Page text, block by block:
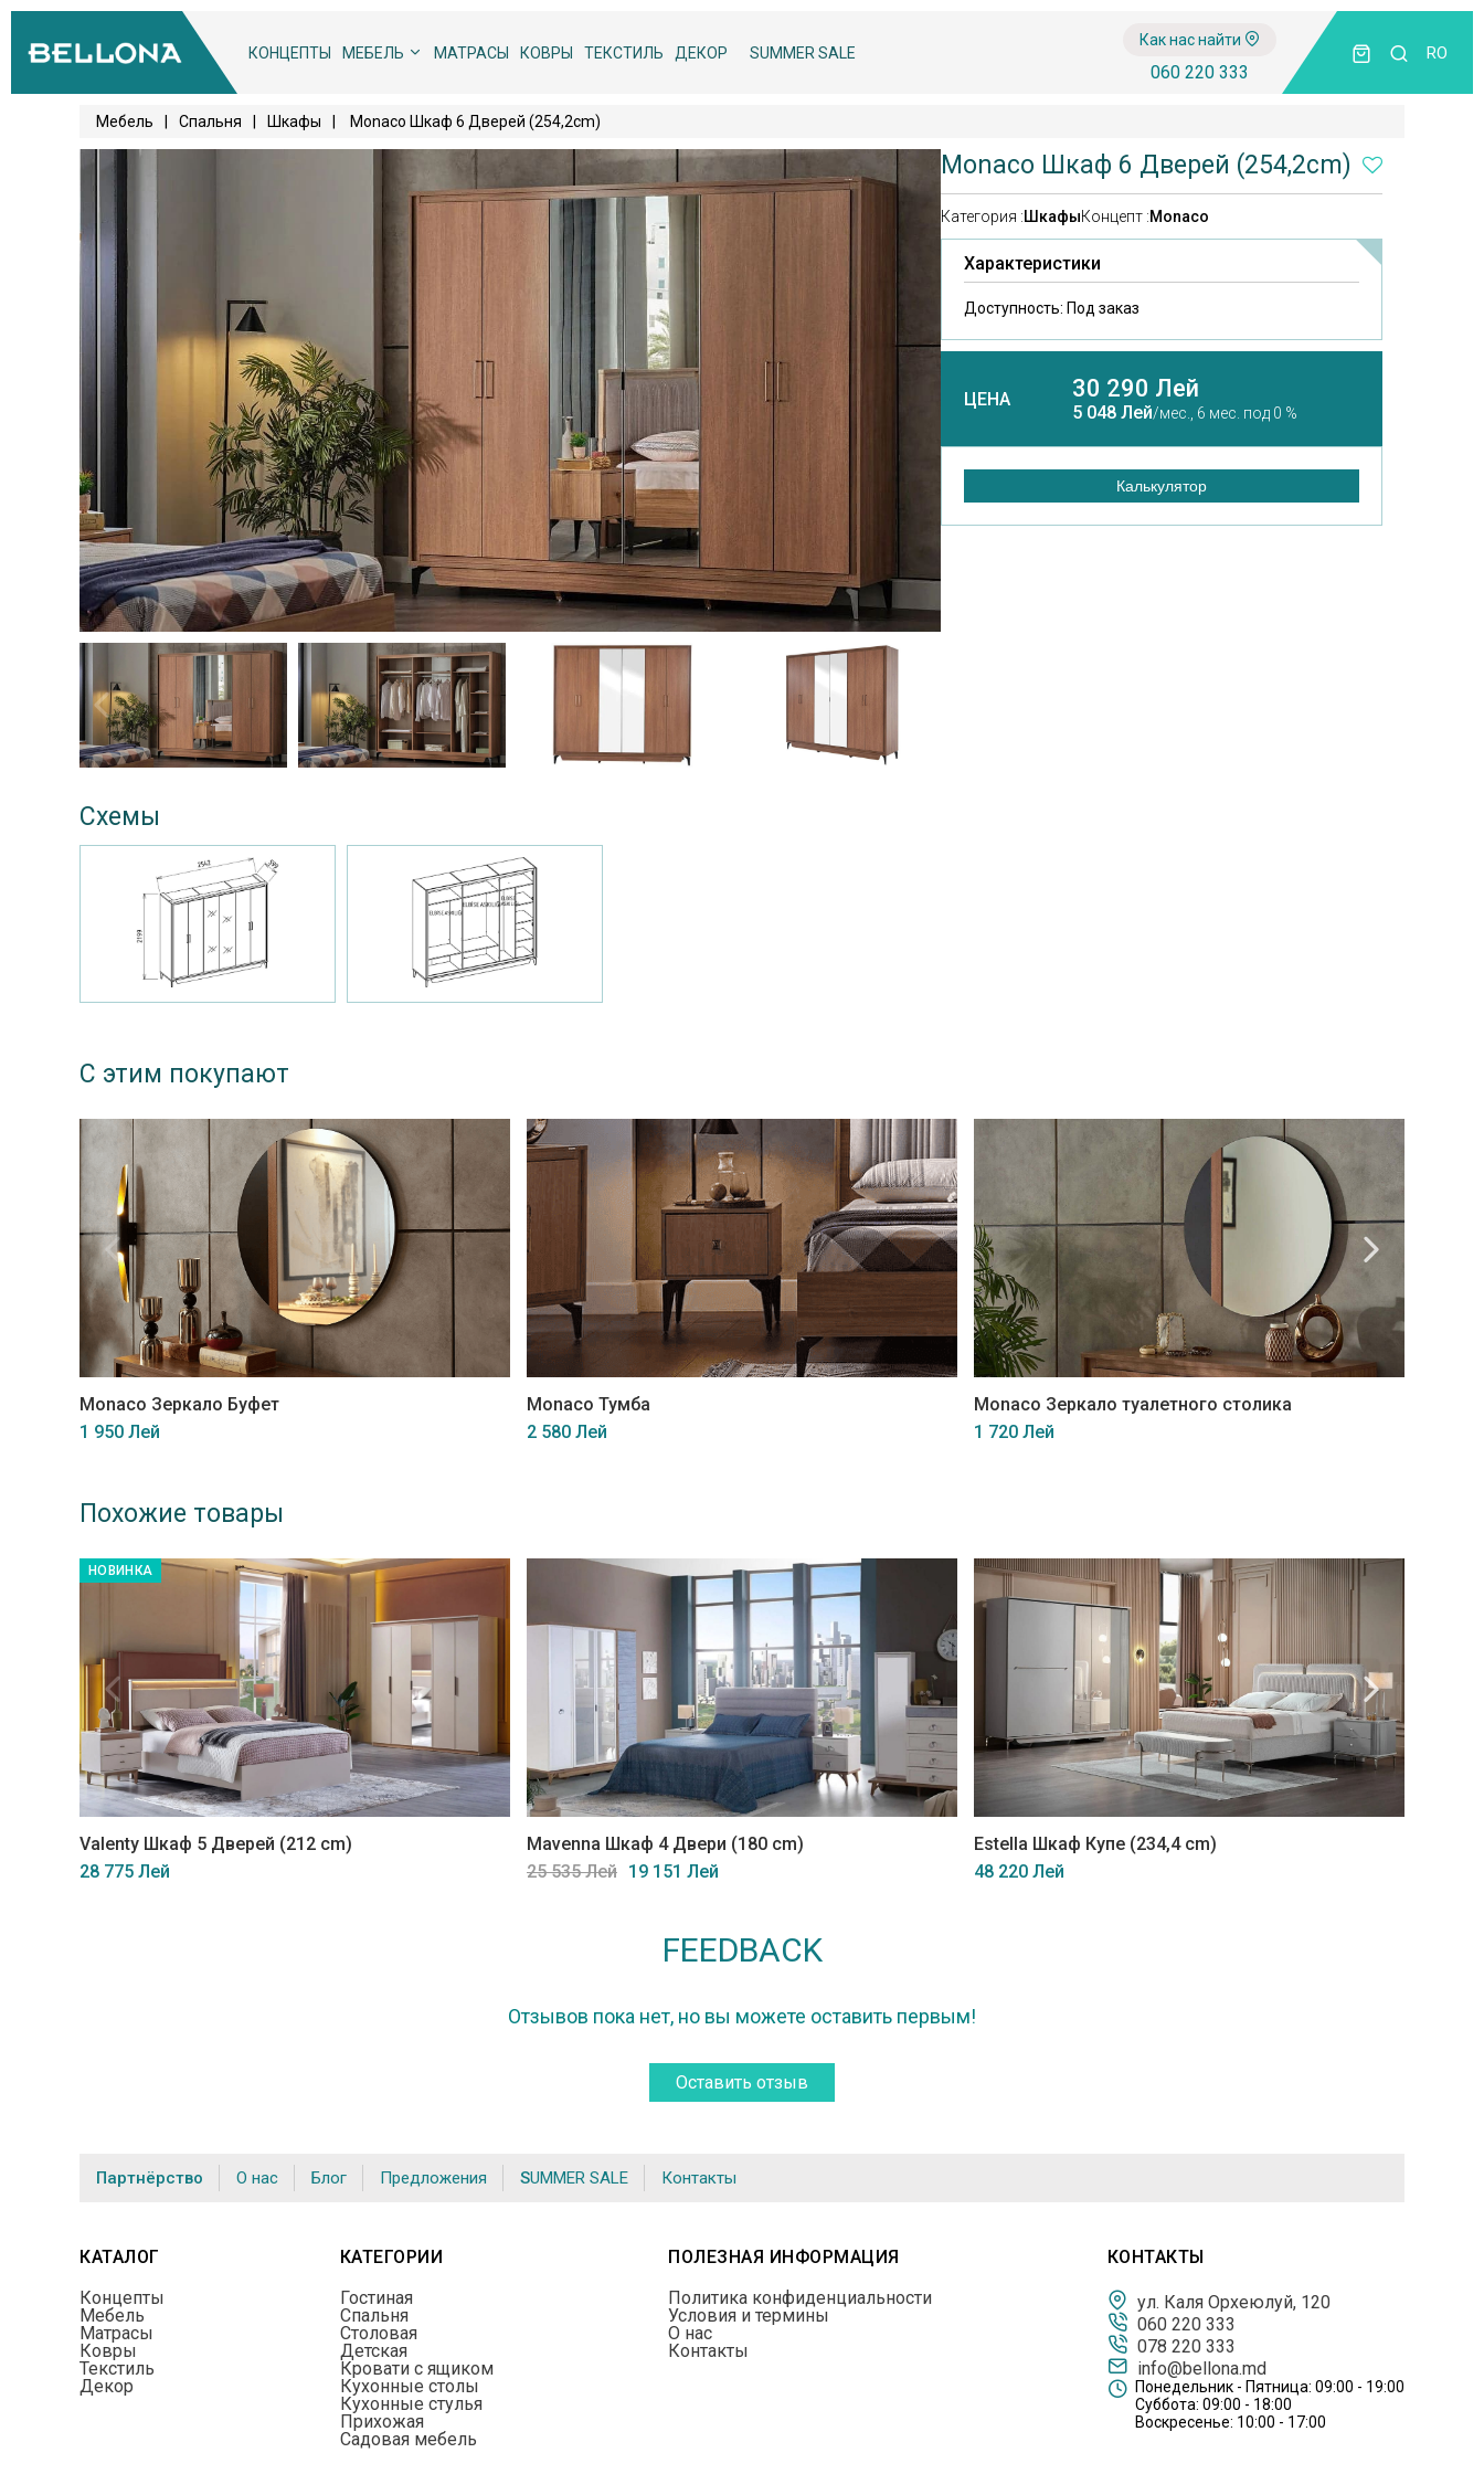
КОНЦЕПТЫ МЕБЕЛЬ МАТРАСЫ КОВРЫ ТЕКСТИЛЬ ДЕКОР SUMMER SALE
Как нас найти
060 220 333
RO
Мебель Спальня Шкафы Monaco Шкаф 6 Дверей (254,2cm)
Monaco Шкаф 6 Дверей (254,2cm)
Категория :ШкафыКонцепт :Monaco
Характеристики
Доступность: Под заказ
ЦЕНА 30 290 Лей
5 048 Лей/мес., 6 мес. под 0 %
Калькулятор
Схемы
С этим покупают
Monaco Зеркало Буфет
1 950 Лей
Monaco Тумба
2 580 Лей
Monaco Зеркало туалетного столика
1 720 Лей
Похожие товары
НОВИНКА
Valenty Шкаф 5 Дверей (212 cm)
28 775 Лей
Mavenna Шкаф 4 Двери (180 cm)
25 535 Лей 19 151 Лей
Estella Шкаф Купе (234,4 cm)
48 220 Лей
FEEDBACK
Отзывов пока нет, но вы можете оставить первым!
Оставить отзыв
Партнёрство О нас Блог Предложения SUMMER SALE Контакты
КАТАЛОГ
Концепты
Мебель
Матрасы
Ковры
Текстиль
Декор
КАТЕГОРИИ
Гостиная
Спальня
Столовая
Детская
Кровати с ящиком
Кухонные столы
Кухонные стулья
Прихожая
Садовая мебель
ПОЛЕЗНАЯ ИНФОРМАЦИЯ
Политика конфиденциальности
Условия и термины
О нас
Контакты
КОНТАКТЫ
ул. Каля Орхеюлуй, 120
060 220 333
078 220 333
info@bellona.md
Понедельник - Пятница: 09:00 - 19:00
Суббота: 09:00 - 18:00
Воскресенье: 10:00 - 17:00